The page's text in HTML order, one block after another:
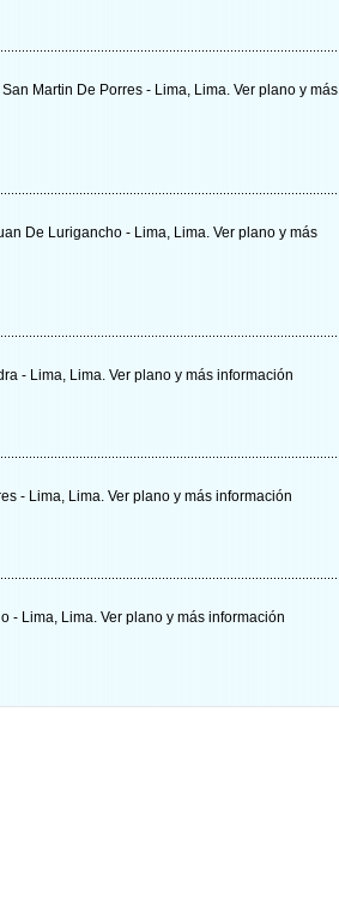
Martin De Porres - Lima, Lima. Ver plano y más
De Lurigancho - Lima, Lima. Ver plano y más
- Lima, Lima. Ver plano y más información
- Lima, Lima. Ver plano y más información
- Lima, Lima. Ver plano y más información